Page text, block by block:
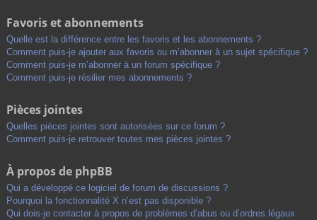
Favoris et abonnements
Quelle est la différence entre les favoris et les abonnements ?
Comment puis-je ajouter aux favoris ou m’abonner à un sujet spécifique ?
Comment puis-je m’abonner à un forum spécifique ?
Comment puis-je résilier mes abonnements ?
Pièces jointes
Quelles pièces jointes sont autorisées sur ce forum ?
Comment puis-je retrouver toutes mes pièces jointes ?
À propos de phpBB
Qui a développé ce logiciel de forum de discussions ?
Pourquoi la fonctionnalité X n’est pas disponible ?
Qui dois-je contacter à propos de problèmes d’abus ou d’ordres légaux